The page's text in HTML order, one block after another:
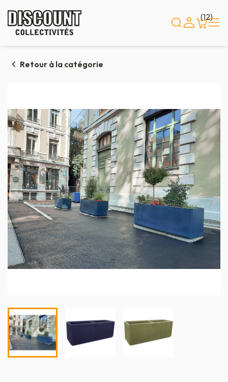
(12)
Retour à la catégorie